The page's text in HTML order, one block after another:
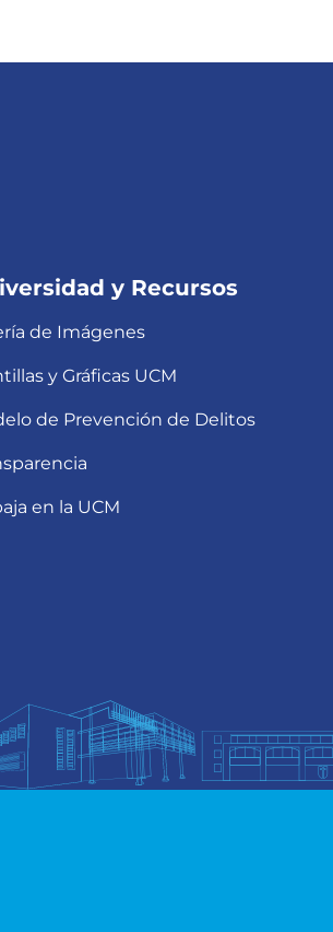
y Recursos
de Imágenes
y Gráficas UCM
de Prevención de Delitos
en la UCM